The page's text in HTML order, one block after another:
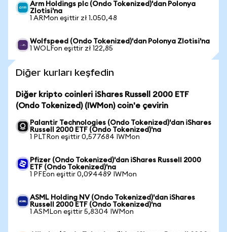
Arm Holdings plc (Ondo Tokenized)'dan Polonya
Zlotisi'na
1 ARMon eşittir zł 1.050,48
Wolfspeed (Ondo Tokenized)'dan Polonya Zlotisi'na
1 WOLFon eşittir zł 122,85
Diğer kurları keşfedin
Diğer kripto coinleri iShares Russell 2000 ETF
(Ondo Tokenized) (IWMon) coin'e çevirin
Palantir Technologies (Ondo Tokenized)'dan iShares
Russell 2000 ETF (Ondo Tokenized)'na
1 PLTRon eşittir 0,577684 IWMon
Pfizer (Ondo Tokenized)'dan iShares Russell 2000
ETF (Ondo Tokenized)'na
1 PFEon eşittir 0,094489 IWMon
ASML Holding NV (Ondo Tokenized)'dan iShares
Russell 2000 ETF (Ondo Tokenized)'na
1 ASMLon eşittir 5,8304 IWMon